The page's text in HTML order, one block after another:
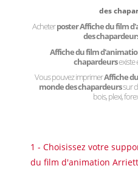
des
Acheterposter Affiche du film
des
Affiche du film
chapardeursexiste
Vous pouvez imprimerAffiche
monde des chapardeurssur
bois, plexi,
1 - Choisissez votre
du film d'animation